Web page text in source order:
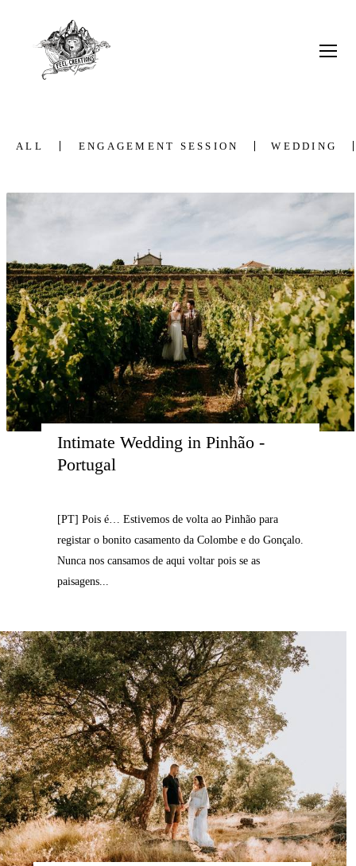
ALL ENGAGEMENT SESSION WEDDING
Intimate Wedding in Pinhão -
Portugal
[PT] Pois é… Estivemos de volta ao Pinhão para
registar o bonito casamento da Colombe e do Gonçalo.
Nunca nos cansamos de aqui voltar pois se as
paisagens...